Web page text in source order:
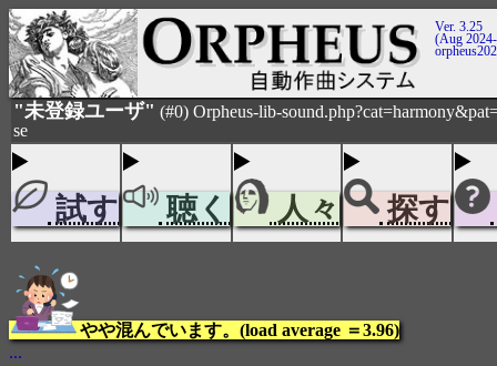
Ver. 3.25
(Aug
"未登録ユーザ" (#0) Orpheus-lib-
se
試す 聴く 人々 探す
やや混んでいます。(load average ＝3.96)
...